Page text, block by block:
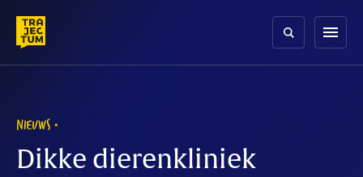
content
menu
NIEUWS
Dikke dierenkliniek